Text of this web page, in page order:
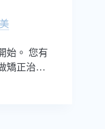
始。 您有
矯正治…